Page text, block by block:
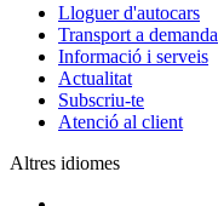
Lloguer d'autocars
Transport a demanda
Informació i serveis
Actualitat
Subscriu-te
Atenció al client
Altres idiomes